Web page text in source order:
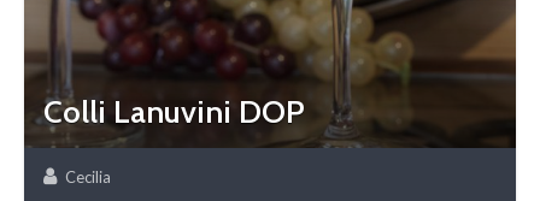
Colli Lanuvini DOP
Cecilia